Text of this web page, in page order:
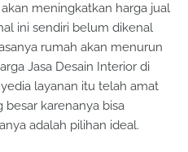
meningkatkan harga jual
ini sendiri belum dikenal
rumah akan menurun
Jasa Desain Interior di
layanan itu telah amat
karenanya bisa
adalah pilihan ideal.